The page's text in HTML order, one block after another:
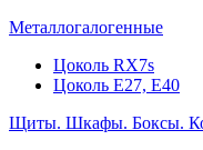
Металлогалогенные
Цоколь RX7s
Цоколь Е27, E40
Щиты. Шкафы. Боксы.